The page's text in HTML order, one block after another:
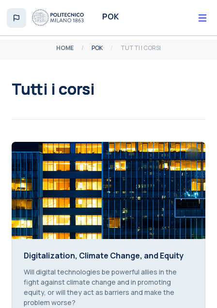
POK
HOME POK TUTTI I CORSI
Tutti i corsi
Digitalization, Climate Change, and Equity
Digitalization, Climate Change, and Equity
Course summary text:
Will digital technologies be powerful allies in the
fight against climate change and in promoting
equity, or will they act as barriers and make the
problem worse?